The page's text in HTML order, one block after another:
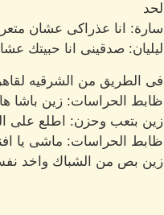
لحد
سارة: انا عذراكى عشان
ليليان: صدقينى انا حبيتك
فى الطريق من الشرقيه
ظابط الحراسات: زين باشا
زين بتعب وحزن: اطلع على
ظابط الحراسات: ماشى يا
زين بص من الشباك واخد